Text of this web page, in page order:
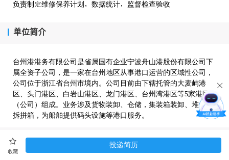
负责制维修保养计划数据统计监督检查验收
单位简介
台州港港务有限公司是省属国有企业宁波舟山港股份有限公司下
属全资子公司，是一家在台州地区从事港口运营的区域性公司，
公司位于浙江省台州市境内。公司目前由下辖托管的大麦屿港
区、头门港区、白岩山港区、龙门港区、台州湾港区等5家港区
（公司）组成。业务涉及货物装卸、仓储，集装箱装卸、堆放、
拆拼箱，为船舶提供码头设施等港口服务。
联系方式
收藏
投递简历